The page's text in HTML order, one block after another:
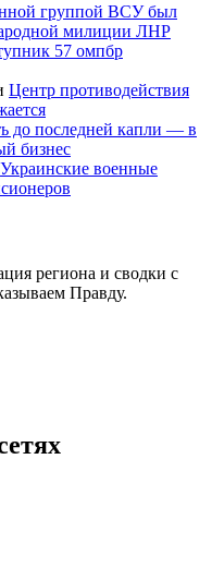
группой ВСУ был
милиции ЛНР
57 омпбр
Центр противодействия
до последней капли — в
бизнес
Украинские военные
региона и сводки с
Правду.